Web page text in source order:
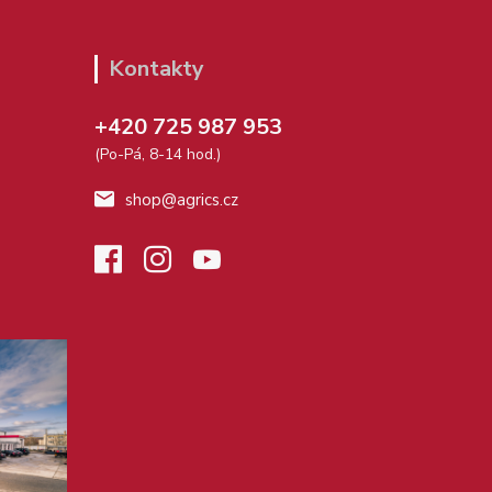
Kontakty
+420 725 987 953
(Po-Pá, 8-14 hod.)
shop@agrics.cz